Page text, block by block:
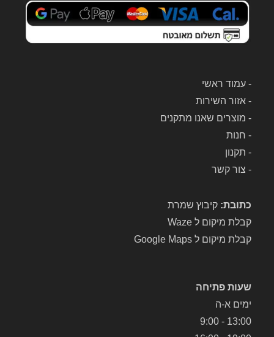
-עמוד ראשי
-אזור השירות
- מוצרים שאנו מתקנים
- חנות
- תקנון
- צור קשר
כתובת: קיבוץ שמרת
קבלת מיקום ל Waze
קבלת מיקום ל Google Maps
שעות פתיחה
ימים א-ה
13:00 - 9:00